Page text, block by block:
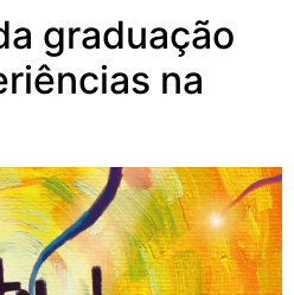
graduação
na